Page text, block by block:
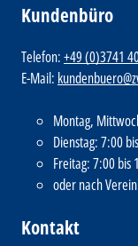
Kundenbüro
Telefon:+49 (0)3741
E-Mail:
Montag,
Dienstag: 7:00
Freitag: 7:00 bis
oder nach
Kontakt